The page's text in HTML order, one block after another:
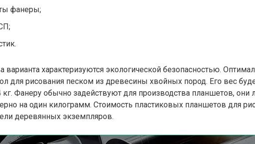
фанеры;
характеризуются экологической безопасностью.
для рисования песком из древесины хвойных пород. Его вес
кг. Фанеру обычно задействуют для производства планшетов, они
на один килограмм. Стоимость пластиковых планшетов для
деревянных экземпляров.